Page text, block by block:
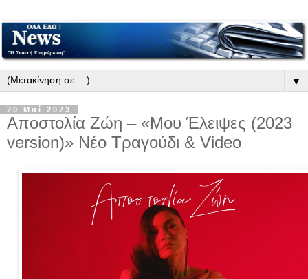
▼
20 Μαΐ 2023
Αποστολία Ζώη – «Μου Έλειψες (2023
version)» Νέο Τραγούδι & Video